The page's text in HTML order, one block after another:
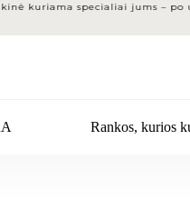
kuriama specialiai jums – po
Rankos, kurios